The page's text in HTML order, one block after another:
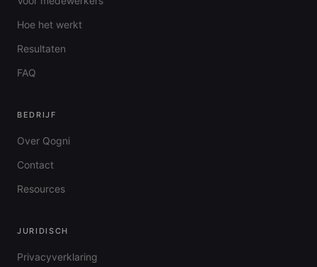
Hoe het werkt
Resultaten
FAQ
BEDRIJF
Over Qogni
Contact
Resources
JURIDISCH
Privacyverklaring